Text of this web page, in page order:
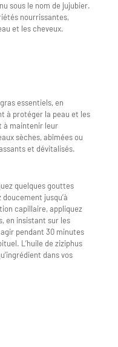
sous le nom de jujubier.
nourrissantes,
et les cheveux.
essentiels, en
à protéger la peau et les
à maintenir leur
sèches, abîmées ou
et dévitalisés.
quelques gouttes
doucement jusqu’à
capillaire, appliquez
en insistant sur les
pendant 30 minutes
L’huile de ziziphus
dans vos